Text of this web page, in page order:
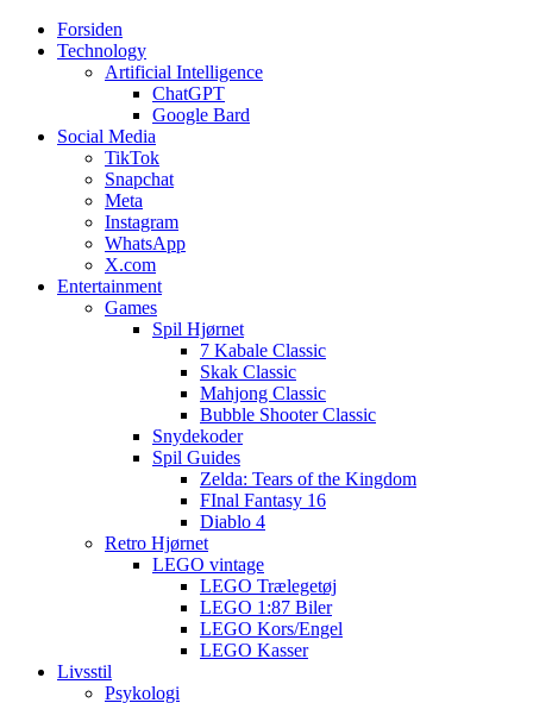
Web3zero.dk
Web3zero.dk
Forsiden
Technology
Artificial Intelligence
ChatGPT
Google Bard
Social Media
TikTok
Snapchat
Meta
Instagram
WhatsApp
X.com
Entertainment
Games
Spil Hjørnet
7 Kabale Classic
Skak Classic
Mahjong Classic
Bubble Shooter Classic
Snydekoder
Spil Guides
Zelda: Tears of the Kingdom
FInal Fantasy 16
Diablo 4
Retro Hjørnet
LEGO vintage
LEGO Trælegetøj
LEGO 1:87 Biler
LEGO Kors/Engel
LEGO Kasser
Livsstil
Psykologi